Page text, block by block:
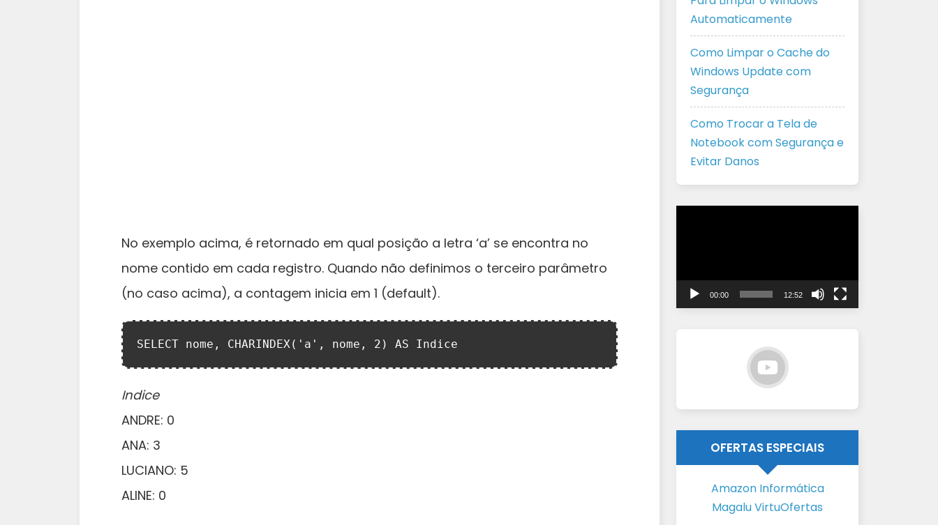
No exemplo acima, é retornado em qual posição a letra ‘a’ se encontra no
nome contido em cada registro. Quando não definimos o terceiro parâmetro
(no caso acima), a contagem inicia em 1 (default).
SELECT nome, CHARINDEX('a', nome, 2) AS Indice
Indice
ANDRE: 0
ANA: 3
LUCIANO: 5
ALINE: 0
Automaticamente
Como Limpar o Cache do
Windows Update com
Segurança
Como Trocar a Tela de
Notebook com Segurança e
Evitar Danos
00:00 12:52
OFERTAS ESPECIAIS
Amazon Informática
Magalu VirtuOfertas